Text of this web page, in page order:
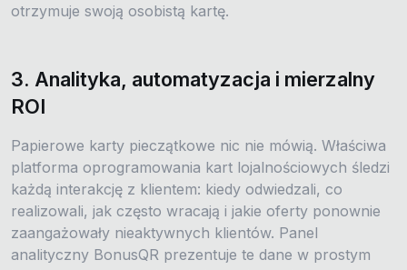
otrzymuje swoją osobistą kartę.
3. Analityka, automatyzacja i mierzalny
ROI
Papierowe karty pieczątkowe nic nie mówią. Właściwa
platforma oprogramowania kart lojalnościowych śledzi
każdą interakcję z klientem: kiedy odwiedzali, co
realizowali, jak często wracają i jakie oferty ponownie
zaangażowały nieaktywnych klientów. Panel
analityczny BonusQR prezentuje te dane w prostym